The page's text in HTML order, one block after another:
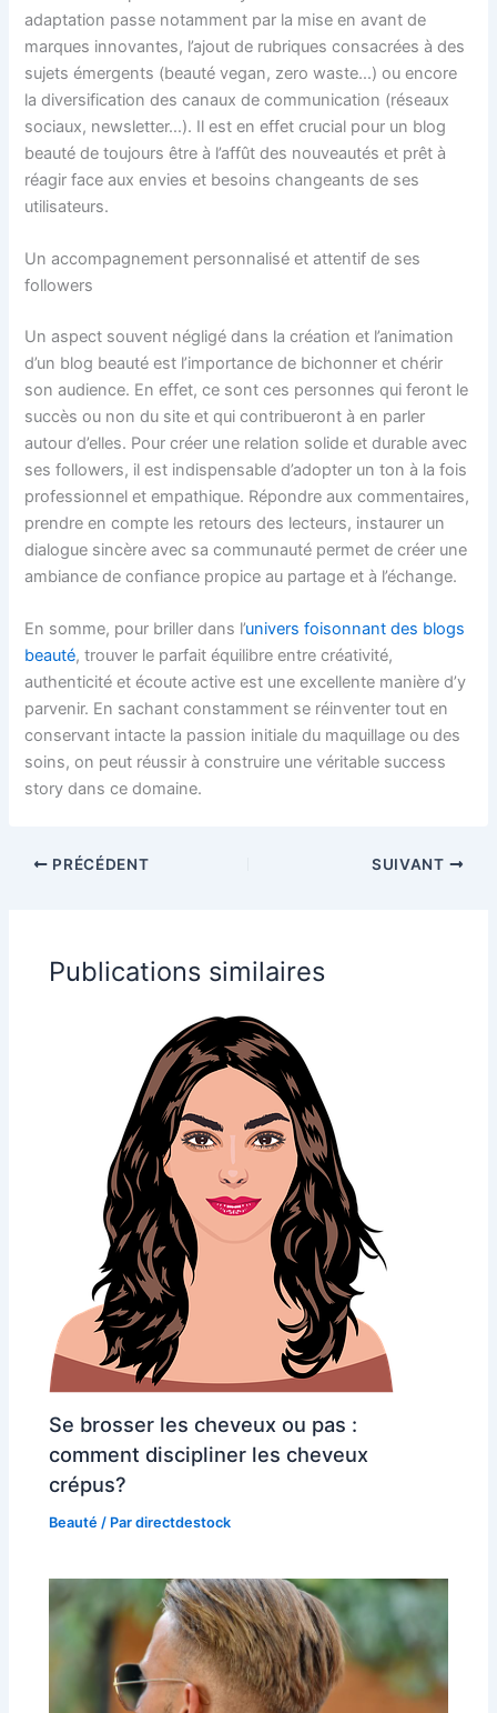
adaptation passe notamment par la mise en avant de
marques innovantes, l’ajout de rubriques consacrées à des
sujets émergents (beauté vegan, zero waste…) ou encore
la diversification des canaux de communication (réseaux
sociaux, newsletter…). Il est en effet crucial pour un blog
beauté de toujours être à l’affût des nouveautés et prêt à
réagir face aux envies et besoins changeants de ses
utilisateurs.
Un accompagnement personnalisé et attentif de ses
followers
Un aspect souvent négligé dans la création et l’animation
d’un blog beauté est l’importance de bichonner et chérir
son audience. En effet, ce sont ces personnes qui feront le
succès ou non du site et qui contribueront à en parler
autour d’elles. Pour créer une relation solide et durable avec
ses followers, il est indispensable d’adopter un ton à la fois
professionnel et empathique. Répondre aux commentaires,
prendre en compte les retours des lecteurs, instaurer un
dialogue sincère avec sa communauté permet de créer une
ambiance de confiance propice au partage et à l’échange.
En somme, pour briller dans l’univers foisonnant des blogs
beauté, trouver le parfait équilibre entre créativité,
authenticité et écoute active est une excellente manière d’y
parvenir. En sachant constamment se réinventer tout en
conservant intacte la passion initiale du maquillage ou des
soins, on peut réussir à construire une véritable success
story dans ce domaine.
PRÉCÉDENT SUIVANT
Publications similaires
Se brosser les cheveux ou pas :
comment discipliner les cheveux
crépus?
Beauté / Pardirectdestock